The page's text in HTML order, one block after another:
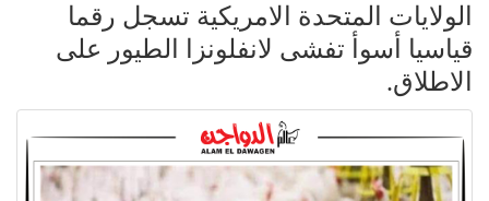
الولايات المتحدة الامريكية تسجل رقما
قياسيا أسوأ تفشى لانفلونزا الطيور على
الاطلاق.